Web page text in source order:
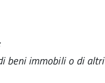
immobili o di